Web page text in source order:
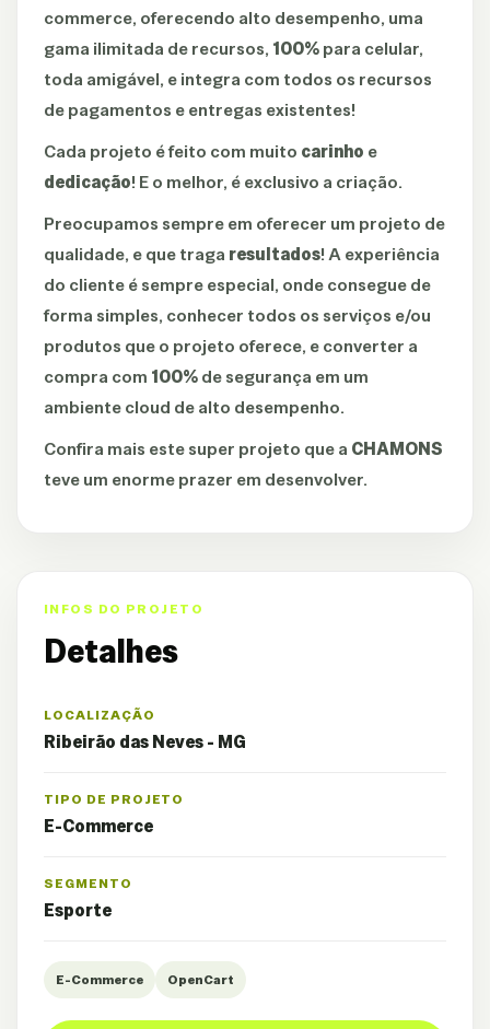
commerce, oferecendo alto desempenho, uma
gama ilimitada de recursos, 100%para celular,
toda amigável, e integra com todos os recursos
de pagamentos e entregas existentes!
Cada projeto é feito com muito carinho e
dedicação! E o melhor, é exclusivo a criação.
Preocupamos sempre em oferecer um projeto de
qualidade, e que traga resultados! A experiência
do cliente é sempre especial, onde consegue de
forma simples, conhecer todos os serviços e/ou
produtos que o projeto oferece, e converter a
compra com 100%de segurança em um
ambiente cloud de alto desempenho.
Confira mais este super projeto que a CHAMONS
teve um enorme prazer em desenvolver.
INFOS DO PROJETO
Detalhes
LOCALIZAÇÃO
Ribeirão das Neves - MG
TIPO DE PROJETO
E-Commerce
SEGMENTO
Esporte
E-Commerce OpenCart